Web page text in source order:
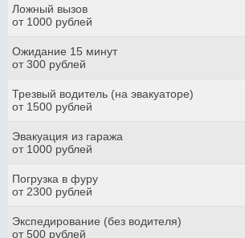
Ложный вызов
от 1000 рублей
Ожидание 15 минут
от 300 рублей
Трезвый водитель (на эвакуаторе)
от 1500 рублей
Эвакуация из гаража
от 1000 рублей
Погрузка в фуру
от 2300 рублей
Экспедирование (без водителя)
от 500 рублей